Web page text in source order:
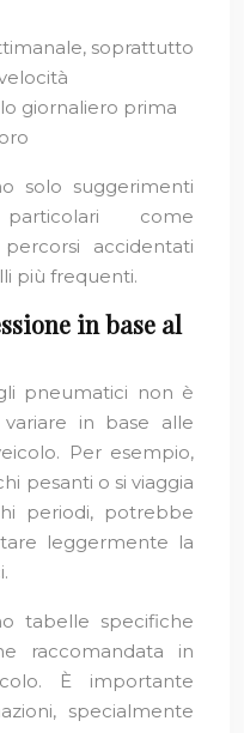
soprattutto
giornaliero prima
solo suggerimenti
come
accidentati
più frequenti.
in base al
pneumatici non è
in base alle
Per esempio,
pesanti o si viaggia
periodi, potrebbe
leggermente la
tabelle specifiche
raccomandata in
È importante
specialmente